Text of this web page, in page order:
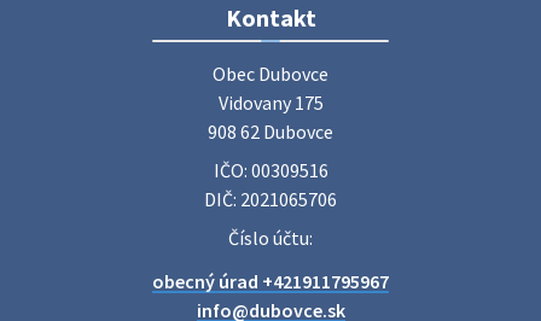
Zájazd do Veľkého Medera
Základná organizácia Únie žien Slovenska Dubovce
srdečne pozýva svoje členky, ich rodinných príslušníkov aj
priateľov na jednodňový zájazd na termálne kúpalisko
Poradne komplexnej pomoci
diskrétne komplexné odborné poradenstvo. Tím
odborníkov Vám pomôžte nájsť riešenie v piatich kľúčových
Kontakt
Obec Dubovce
Vidovany 175
908 62 Dubovce
IČO: 00309516
DIČ: 2021065706
Číslo účtu:
obecný úrad +421911795967
info@dubovce.sk